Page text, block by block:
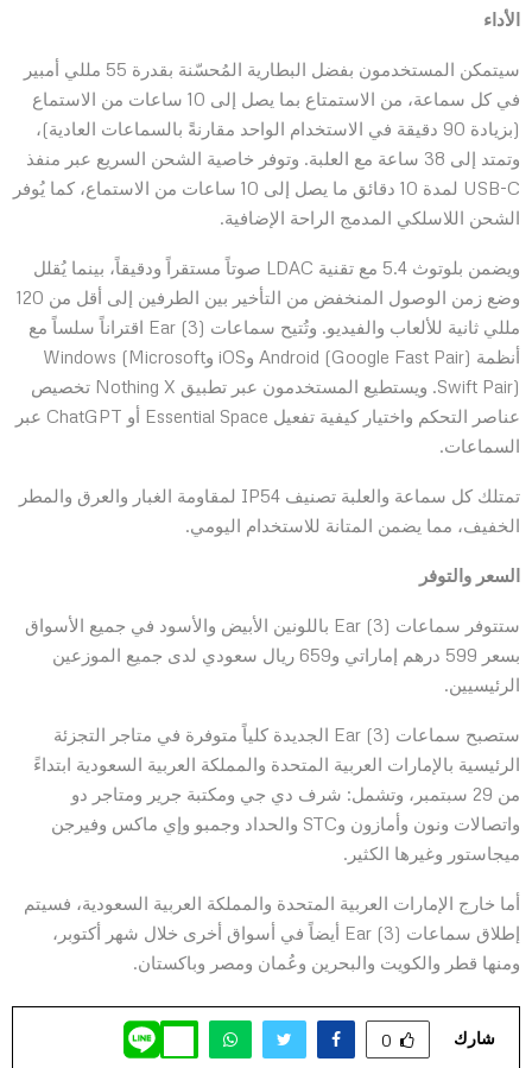
الأداء
سيتمكن المستخدمون بفضل البطارية المُحسّنة بقدرة 55 مللي أمبير
في كل سماعة، من الاستمتاع بما يصل إلى 10 ساعات من الاستماع
(بزيادة 90 دقيقة في الاستخدام الواحد مقارنةً بالسماعات العادية)،
وتمتد إلى 38 ساعة مع العلبة. وتوفر خاصية الشحن السريع عبر منفذ
USB-C لمدة 10 دقائق ما يصل إلى 10 ساعات من الاستماع، كما يُوفر
الشحن اللاسلكي المدمج الراحة الإضافية.
ويضمن بلوتوث 5.4 مع تقنية LDAC صوتاً مستقراً ودقيقاً، بينما يُقلل
وضع زمن الوصول المنخفض من التأخير بين الطرفين إلى أقل من 120
مللي ثانية للألعاب والفيديو. وتُتيح سماعات Ear (3) اقتراناً سلساً مع
أنظمة Android (Google Fast Pair) وiOS وWindows (Microsoft
Swift Pair). ويستطيع المستخدمون عبر تطبيق Nothing X تخصيص
عناصر التحكم واختيار كيفية تفعيل Essential Space أو ChatGPT عبر
السماعات.
تمتلك كل سماعة والعلبة تصنيف IP54 لمقاومة الغبار والعرق والمطر
الخفيف، مما يضمن المتانة للاستخدام اليومي.
السعر والتوفر
ستتوفر سماعات Ear (3) باللونين الأبيض والأسود في جميع الأسواق
بسعر 599 درهم إماراتي و659 ريال سعودي لدى جميع الموزعين
الرئيسيين.
ستصبح سماعات Ear (3) الجديدة كلياً متوفرة في متاجر التجزئة
الرئيسية بالإمارات العربية المتحدة والمملكة العربية السعودية ابتداءً
من 29 سبتمبر، وتشمل: شرف دي جي ومكتبة جرير ومتاجر دو
واتصالات ونون وأمازون وSTC والحداد وجمبو وإي ماكس وفيرجن
ميجاستور وغيرها الكثير.
أما خارج الإمارات العربية المتحدة والمملكة العربية السعودية، فسيتم
إطلاق سماعات Ear (3) أيضاً في أسواق أخرى خلال شهر أكتوبر،
ومنها قطر والكويت والبحرين وعُمان ومصر وباكستان.
شارك 0